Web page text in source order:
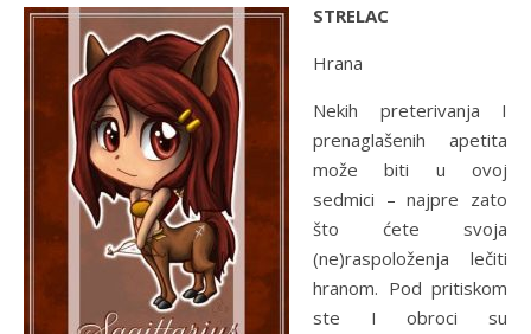
STRELAC
Hrana
Nekih preterivanja I
prenaglašenih apetita
može biti u ovoj
sedmici – najpre zato
što ćete svoja
(ne)raspoloženja lečiti
hranom. Pod pritiskom
ste I obroci su